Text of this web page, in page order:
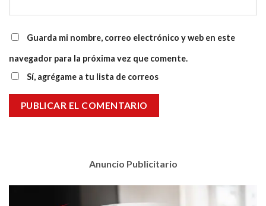
Guarda mi nombre, correo electrónico y web en este
navegador para la próxima vez que comente.
Sí, agrégame a tu lista de correos
Anuncio Publicitario